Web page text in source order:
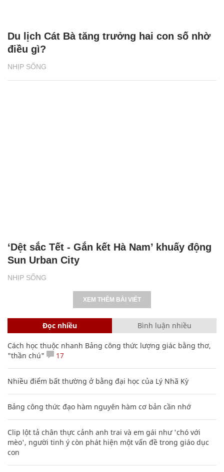
NHỊP SỐNG
Du lịch Cát Bà tăng trưởng hai con số nhờ
điều gì?
NHỊP SỐNG
‘Dệt sắc Tết - Gắn kết Hà Nam’ khuấy động
Sun Urban City
XEM THÊM BÀI VIẾT
Đọc nhiều Bình luận nhiều
Cách học thuộc nhanh Bảng công thức lượng giác bằng thơ,
"thần chú"
17
Nhiều điểm bất thường ở bằng đại học của Lý Nhã Kỳ
Bảng công thức đạo hàm nguyên hàm cơ bản cần nhớ
Clip lột tả chân thực cảnh anh trai và em gái như 'chó với
mèo', người tinh ý còn phát hiện một vấn đề trong giáo dục
con